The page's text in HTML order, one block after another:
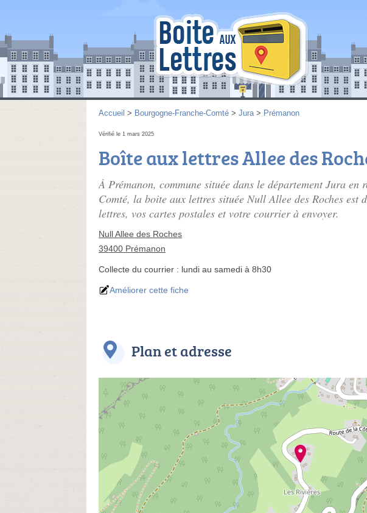
Accueil > Bourgogne-Franche-Comté > Jura> Prémanon
Vérifié le 1 mars 2025
Boîte aux lettres Allee des
À Prémanon, commune située dans le département Jura en
Comté, la boite aux lettres située Null Allee des Roches est
lettres, vos cartes postales et votre courrier à envoyer.
Null Allee des Roches
39400 Prémanon
Collecte du courrier : lundi au samedi à 8h30
Améliorer cette fiche
Plan et adresse